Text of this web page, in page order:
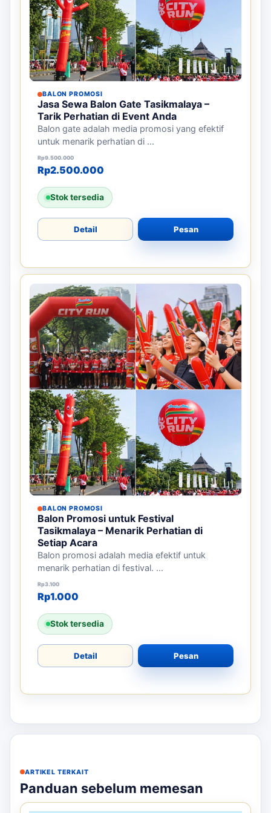
BALON PROMOSI
Jasa Sewa Balon Gate Tasikmalaya –
Tarik Perhatian di Event Anda
Balon gate adalah media promosi yang efektif
untuk menarik perhatian di ...
Rp9.500.000
Harga aslinya adalah: Rp9.500.000.
Rp2.500.000
Harga saat ini adalah: Rp2.500.000.
Stok tersedia
Detail Pesan
BALON PROMOSI
Balon Promosi untuk Festival
Tasikmalaya – Menarik Perhatian di
Setiap Acara
Balon promosi adalah media efektif untuk
menarik perhatian di festival. ...
Rp3.100
Harga aslinya adalah: Rp3.100.
Rp1.000
Harga saat ini adalah: Rp1.000.
Stok tersedia
Detail Pesan
ARTIKEL TERKAIT
Panduan sebelum memesan